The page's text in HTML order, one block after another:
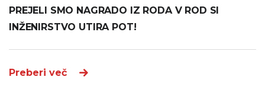
PREJELI SMO NAGRADO IZ RODA V ROD SI
INŽENIRSTVO UTIRA POT!
Preberi več